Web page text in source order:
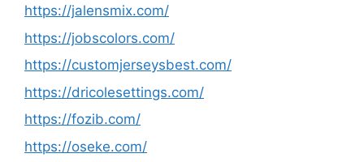
https://jalensmix.com/
https://jobscolors.com/
https://customjerseysbest.com/
https://dricolesettings.com/
https://fozib.com/
https://oseke.com/